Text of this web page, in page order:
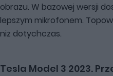
obrazu. W bazowej wersji
lepszym mikrofonem.
niż dotychczas.
Tesla Model 3 2023.